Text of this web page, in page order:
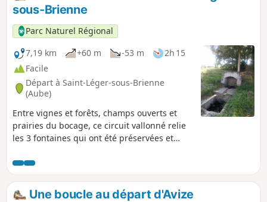
sous-Brienne
Parc Naturel Régional
7,19 km
+60 m -53 m
2h 15
Facile
Départ à Saint-Léger-sous-Brienne
(Aube)
Entre vignes et forêts, champs ouverts et
prairies du bocage, ce circuit vallonné relie
les 3 fontaines qui ont été préservées et
commune.
Une boucle au départ d'Avize